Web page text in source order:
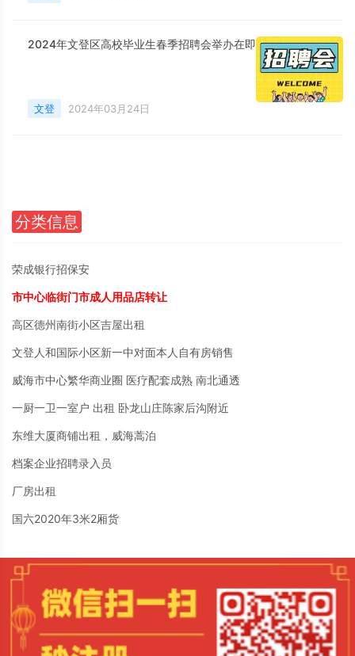
2024年文登区高校毕业生春季招聘会举办在即
文登 2024年03月24日
分类信息
荣成银行招保安
市中心临街门市成人用品店转让
高区德州南街小区吉屋出租
文登人和国际小区新一中对面本人自有房销售
威海市中心繁华商业圈 医疗配套成熟 南北通透
一厨一卫一室户 出租 卧龙山庄陈家后沟附近
东维大厦商铺出租，威海蒿泊
档案企业招聘录入员
厂房出租
国六2020年3米2厢货